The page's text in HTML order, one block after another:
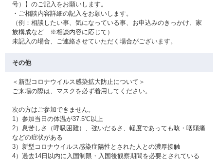
号）】のご記入をお願いします。
・ご相談内容詳細の記入をお願いします。
（例：相談したい事、気になっている事、お申込みのきっかけ、家
族構成など ※相談内容に応じて）
未記入の場合、ご連絡させていただく場合がございます。
その他
＜新型コロナウイルス感染拡大防止について＞
ご来場の際は、マスクを必ず着用してください。
次の方はご参加できません。
1）参加当日の体温が37.5℃以上
2）息苦しさ（呼吸困難）、強いだるさ、軽度であっても咳・咽頭痛
などの症状がある
3）新型コロナウイルス感染症陽性とされた人との濃厚接触
4）過去14日以内に入国制限・入国後観察期間を必要とされている